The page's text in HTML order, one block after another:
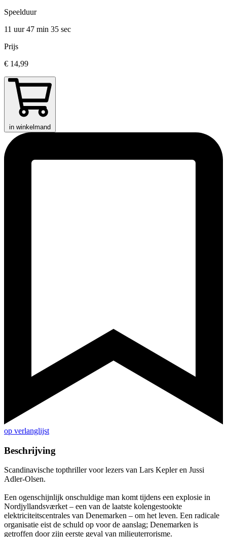
Speelduur
11 uur 47 min 35 sec
Prijs
€ 14,99
in winkelmand
op verlanglijst
Beschrijving
Scandinavische topthriller voor lezers van Lars Kepler en Jussi
Adler-Olsen.
Een ogenschijnlijk onschuldige man komt tijdens een explosie in
Nordjyllandsværket – een van de laatste kolengestookte
elektriciteitscentrales van Denemarken – om het leven. Een radicale
organisatie eist de schuld op voor de aanslag; Denemarken is
getroffen door zijn eerste geval van milieuterrorisme.